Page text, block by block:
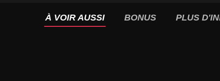
À VOIR AUSSI BONUS PLUS